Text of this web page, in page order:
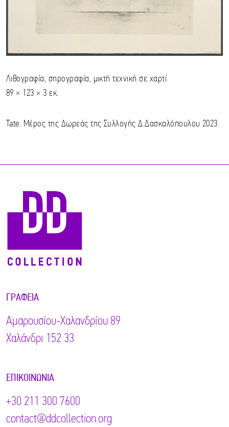
Λιθογραφία, σηρογραφία, μικτή τεχνική σε χαρτί
89 × 123 × 3 εκ.
Tate. Μέρος της Δωρεάς της Συλλογής Δ.Δασκαλόπουλου 2023
ΓΡΑΦΕΊΑ
Αμαρουσίου-Χαλανδρίου 89
Χαλάνδρι 152 33
ΕΠΙΚΟΙΝΩΝΊΑ
+30 211 300 7600
contact@ddcollection.org